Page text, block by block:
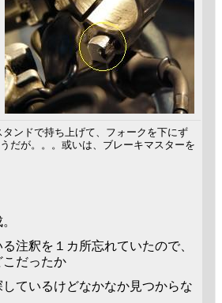
タンドで持ち上げて、フォークを下にず
だが。。。或いは、ブレーキマスターを
注釈を１カ所忘れていたので、
だったか
ているけどなかなか見つからな